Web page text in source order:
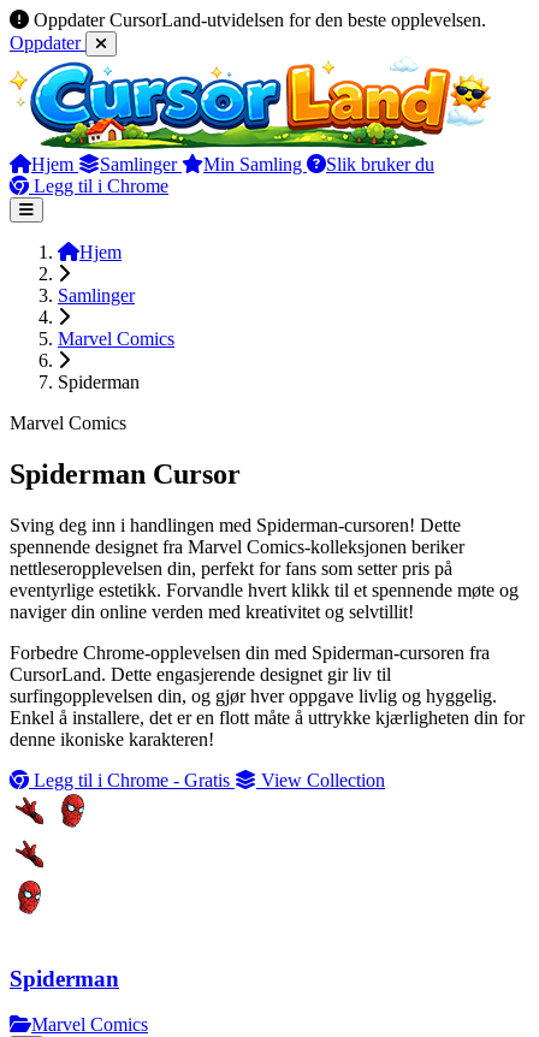
Oppdater CursorLand-utvidelsen for den beste opplevelsen.
Oppdater
Hjem Samlinger Min Samling
Slik bruker du
Legg til i Chrome
Hjem
Samlinger
Marvel Comics
Spiderman
Marvel Comics
Spiderman Cursor
Sving deg inn i handlingen med Spiderman-cursoren! Dette
spennende designet fra Marvel Comics-kolleksjonen beriker
nettleseropplevelsen din, perfekt for fans som setter pris på
eventyrlige estetikk. Forvandle hvert klikk til et spennende møte og
naviger din online verden med kreativitet og selvtillit!
Forbedre Chrome-opplevelsen din med Spiderman-cursoren fra
CursorLand. Dette engasjerende designet gir liv til
surfingopplevelsen din, og gjør hver oppgave livlig og hyggelig.
Enkel å installere, det er en flott måte å uttrykke kjærligheten din for
denne ikoniske karakteren!
Legg til i Chrome - Gratis
View Collection
Spiderman
Marvel Comics